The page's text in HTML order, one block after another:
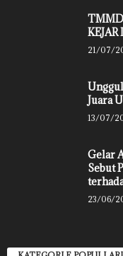
21/07/
Juara
13/07/
Gelar
Sebut
23/06/